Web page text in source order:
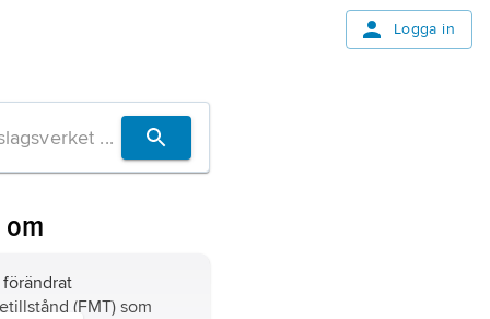
Logga in
förändrat
(FMT) som